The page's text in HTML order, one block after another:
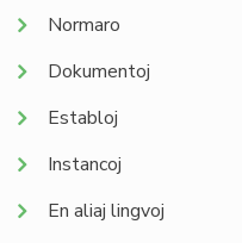
Normaro
Dokumentoj
Establoj
Instancoj
En aliaj lingvoj